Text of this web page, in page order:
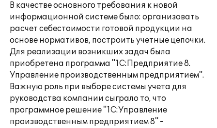
В качестве основного требования к новой
информационной системе было: организовать
расчет себестоимости готовой продукции на
основе нормативов, построить учетные цепочки.
Для реализации возникших задач была
приобретена программа "1С:Предприятие 8.
Управление производственным предприятием".
Важную роль при выборе системы учета для
руководства компании сыграло то, что
программное решение "1С:Управление
производственным предприятием 8" -